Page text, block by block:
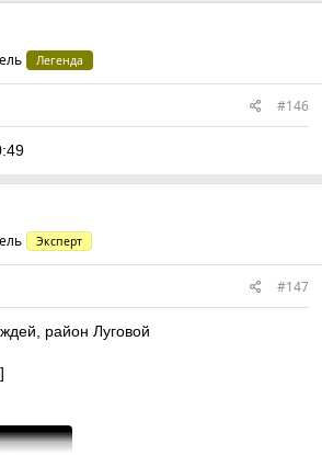
Легенда
#146
Эксперт
#147
район Луговой